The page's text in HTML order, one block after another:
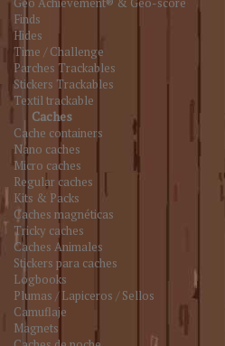
Finds
Hides
Time / Challenge
Parches Trackables
Stickers Trackables
Textil trackable
Caches
Cache containers
Nano caches
Micro caches
Regular caches
Kits & Packs
Caches magnéticas
Tricky caches
Caches Animales
Stickers para caches
Logbooks
Plumas / Lapiceros / Sellos
Camuflaje
Magnets